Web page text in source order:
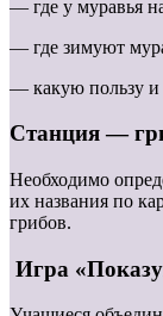
— где у муравья
— где зимуют
— какую пользу и
Станция —
Необходимо
их названия по
грибов.
Игра